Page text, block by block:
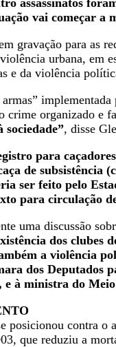
assassinatos
vai começar a
gravação para as
urbana, em
e da violência
crime organizado e
sociedade”, disse
para
de
ser feito pelo
para circulação
uma discussão
dos
a violência
dos Deputados
à ministra do
posicionou contra
que reduziu a